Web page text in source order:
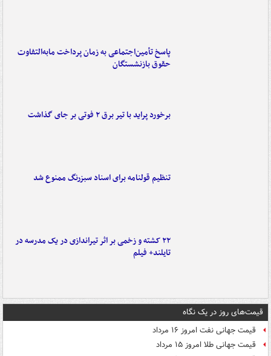
پاسخ تأمین‌اجتماعی به زمان پرداخت مابه‌التفاوت
حقوق بازنشستگان
برخورد پراید با تیر برق ۲ فوتی بر جای گذاشت
تنظیم قولنامه برای اسناد سبزرنگ ممنوع شد
۲۲ کشته و زخمی بر اثر تیراندازی در یک مدرسه در
تایلند+ فیلم
قیمت‌های روز در یک نگاه
قیمت جهانی نفت امروز ۱۶ مرداد
قیمت جهانی طلا امروز ۱۵ مرداد